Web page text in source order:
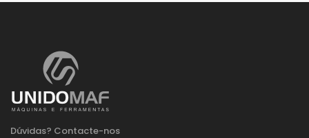
Dúvidas? Contacte-nos